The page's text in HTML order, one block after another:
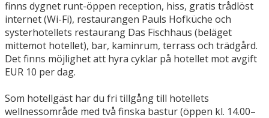
finns dygnet runt-öppen reception, hiss, gratis trådlöst
internet (Wi-Fi), restaurangen Pauls Hofküche och
systerhotellets restaurang Das Fischhaus (beläget
mittemot hotellet), bar, kaminrum, terrass och trädgård.
Det finns möjlighet att hyra cyklar på hotellet mot avgift
EUR 10 per dag.
Som hotellgäst har du fri tillgång till hotellets
wellnessområde med två finska bastur (öppen kl. 14.00–